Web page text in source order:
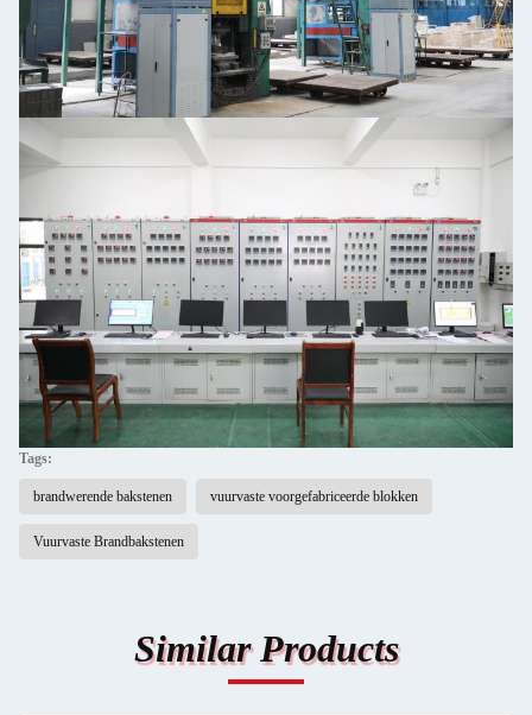
Tags:
brandwerende bakstenen vuurvaste voorgefabriceerde blokken
Vuurvaste Brandbakstenen
Similar Products